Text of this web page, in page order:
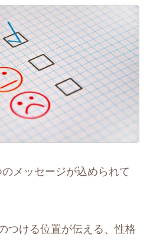
メッセージが込められて
つける位置が伝える、性格